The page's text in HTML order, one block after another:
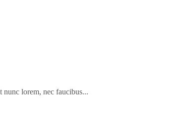
lorem, nec faucibus...